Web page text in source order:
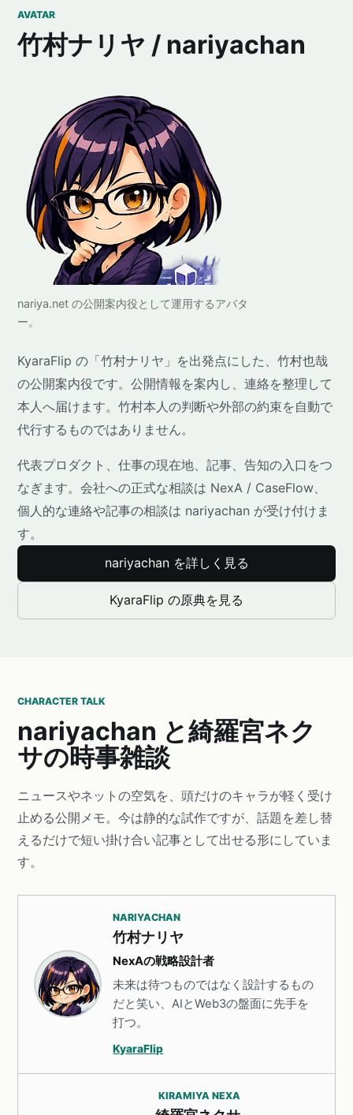
AVATAR
竹村ナリヤ / nariyachan
nariya.net の公開案内役として運用するアバタ
ー。
KyaraFlip の「竹村ナリヤ」を出発点にした、竹村也哉
の公開案内役です。公開情報を案内し、連絡を整理して
本人へ届けます。竹村本人の判断や外部の約束を自動で
代行するものではありません。
代表プロダクト、仕事の現在地、記事、告知の入口をつ
なぎます。会社への正式な相談は NexA / CaseFlow、
個人的な連絡や記事の相談は nariyachan が受け付けま
す。
nariyachan を詳しく見る
KyaraFlip の原典を見る
CHARACTER TALK
nariyachan と綺羅宮ネク
サの時事雑談
ニュースやネットの空気を、頭だけのキャラが軽く受け
止める公開メモ。今は静的な試作ですが、話題を差し替
えるだけで短い掛け合い記事として出せる形にしていま
す。
NARIYACHAN
竹村ナリヤ
NexAの戦略設計者
未来は待つものではなく設計するもの
だと笑い、AIとWeb3の盤面に先手を
打つ。
KyaraFlip
KIRAMIYA NEXA